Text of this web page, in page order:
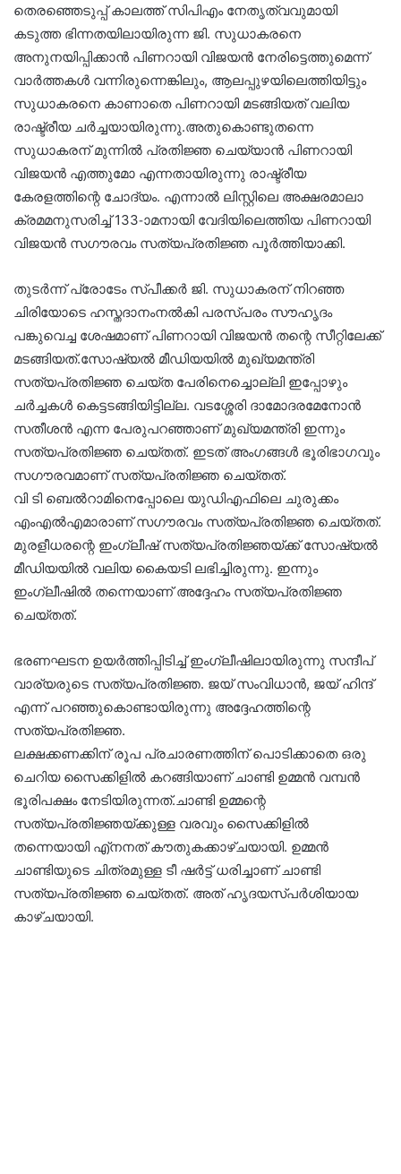
തെരഞ്ഞെടുപ്പ് കാലത്ത് സിപിഎം നേതൃത്വവുമായി
കടുത്ത ഭിന്നതയിലായിരുന്ന ജി. സുധാകരനെ
അനുനയിപ്പിക്കാൻ പിണറായി വിജയൻ നേരിട്ടെത്തുമെന്ന്
വാർത്തകൾ വന്നിരുന്നെങ്കിലും, ആലപ്പുഴയിലെത്തിയിട്ടും
സുധാകരനെ കാണാതെ പിണറായി മടങ്ങിയത് വലിയ
രാഷ്ട്രീയ ചർച്ചയായിരുന്നു.അതുകൊണ്ടുതന്നെ
സുധാകരന് മുന്നിൽ പ്രതിജ്ഞ ചെയ്യാൻ പിണറായി
വിജയൻ എത്തുമോ എന്നതായിരുന്നു രാഷ്ട്രീയ
കേരളത്തിന്റെ ചോദ്യം. എന്നാൽ ലിസ്റ്റിലെ അക്ഷരമാലാ
ക്രമമനുസരിച്ച് 133-ാമനായി വേദിയിലെത്തിയ പിണറായി
വിജയൻ സഗൗരവം സത്യപ്രതിജ്ഞ പൂർത്തിയാക്കി.
തുടർന്ന് പ്രോടേം സ്പീക്കർ ജി. സുധാകരന് നിറഞ്ഞ
ചിരിയോടെ ഹസ്തദാനംനൽകി പരസ്പരം സൗഹൃദം
പങ്കുവെച്ച ശേഷമാണ് പിണറായി വിജയൻ തന്റെ സീറ്റിലേക്ക്
മടങ്ങിയത്.സോഷ്യല്‍ മീഡിയയില്‍ മുഖ്യമന്ത്രി
സത്യപ്രതിജ്ഞ ചെയ്ത പേരിനെച്ചൊല്ലി ഇപ്പോഴും
ചര്‍ച്ചകള്‍ കെട്ടടങ്ങിയിട്ടില്ല. വടശ്ശേരി ദാമോദരമേനോന്‍
സതീശന്‍ എന്ന പേരുപറഞ്ഞാണ് മുഖ്യമന്ത്രി ഇന്നും
സത്യപ്രതിജ്ഞ ചെയ്തത്. ഇടത് അംഗങ്ങള്‍ ഭൂരിഭാഗവും
സഗൗരവമാണ് സത്യപ്രതിജ്ഞ ചെയ്തത്.
വി ടി ബെല്‍റാമിനെപ്പോലെ യുഡിഎഫിലെ ചുരുക്കം
എംഎല്‍എമാരാണ് സഗൗരവം സത്യപ്രതിജ്ഞ ചെയ്തത്.
മുരളീധരന്റെ ഇംഗ്ലീഷ് സത്യപ്രതിജ്ഞയ്ക്ക് സോഷ്യല്‍
മീഡിയയില്‍ വലിയ കൈയടി ലഭിച്ചിരുന്നു. ഇന്നും
ഇംഗ്ലീഷില്‍ തന്നെയാണ് അദ്ദേഹം സത്യപ്രതിജ്ഞ
ചെയ്തത്.
ഭരണഘടന ഉയര്‍ത്തിപ്പിടിച്ച് ഇംഗ്ലീഷിലായിരുന്നു സന്ദീപ്
വാര്യരുടെ സത്യപ്രതിജ്ഞ. ജയ് സംവിധാന്‍, ജയ് ഹിന്ദ്
എന്ന് പറഞ്ഞുകൊണ്ടായിരുന്നു അദ്ദേഹത്തിന്റെ
സത്യപ്രതിജ്ഞ.
ലക്ഷക്കണക്കിന് രൂപ പ്രചാരണത്തിന് പൊടിക്കാതെ ഒരു
ചെറിയ സൈക്കിളില്‍ കറങ്ങിയാണ് ചാണ്ടി ഉമ്മന്‍ വമ്പന്‍
ഭൂരിപക്ഷം നേടിയിരുന്നത്.ചാണ്ടി ഉമ്മന്റെ
സത്യപ്രതിജ്ഞയ്ക്കുള്ള വരവും സൈക്കിളില്‍
തന്നെയായി എ്‌നനത് കൗതുകക്കാഴ്ചയായി. ഉമ്മന്‍
ചാണ്ടിയുടെ ചിത്രമുള്ള ടീ ഷര്‍ട്ട് ധരിച്ചാണ് ചാണ്ടി
സത്യപ്രതിജ്ഞ ചെയ്തത്. അത് ഹൃദയസ്പര്‍ശിയായ
കാഴ്ചയായി.